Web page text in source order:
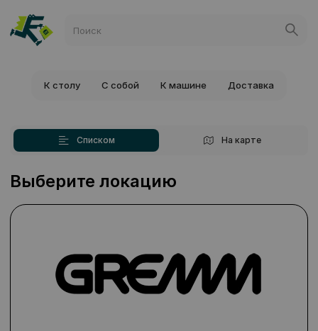
К столу С собой К машине Доставка
Списком На карте
Выберите локацию